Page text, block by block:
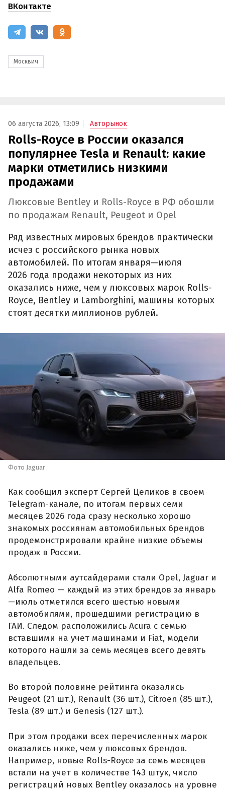
ВКонтакте
Москвич
06 августа 2026, 13:09 Авторынок
Rolls-Royce в России оказался
популярнее Tesla и Renault: какие
марки отметились низкими
продажами
Люксовые Bentley и Rolls-Royce в РФ обошли
по продажам Renault, Peugeot и Opel
Ряд известных мировых брендов практически
исчез с российского рынка новых
автомобилей. По итогам января—июля
2026 года продажи некоторых из них
оказались ниже, чем у люксовых марок Rolls-
Royce, Bentley и Lamborghini, машины которых
стоят десятки миллионов рублей.
Фото Jaguar
Как сообщил эксперт Сергей Целиков в своем
Telegram-канале, по итогам первых семи
месяцев 2026 года сразу несколько хорошо
знакомых россиянам автомобильных брендов
продемонстрировали крайне низкие объемы
продаж в России.
Абсолютными аутсайдерами стали Opel, Jaguar и
Alfa Romeo — каждый из этих брендов за январь
—июль отметился всего шестью новыми
автомобилями, прошедшими регистрацию в
ГАИ. Следом расположились Acura с семью
вставшими на учет машинами и Fiat, модели
которого нашли за семь месяцев всего девять
владельцев.
Во второй половине рейтинга оказались
Peugeot (21 шт.), Renault (36 шт.), Citroen (85 шт.),
Tesla (89 шт.) и Genesis (127 шт.).
При этом продажи всех перечисленных марок
оказались ниже, чем у люксовых брендов.
Например, новые Rolls-Royce за семь месяцев
встали на учет в количестве 143 штук, число
регистраций новых Bentley оказалось на уровне